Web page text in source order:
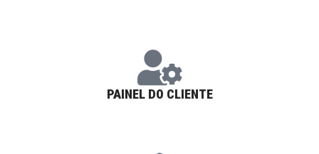
PAINEL DO CLIENTE